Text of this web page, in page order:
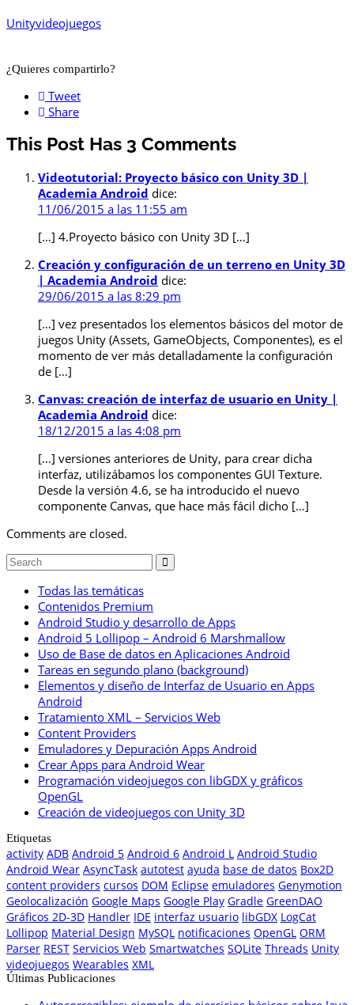
Unityvideojuegos
¿Quieres compartirlo?
Tweet
Share
This Post Has 3 Comments
Videotutorial: Proyecto básico con Unity 3D |
Academia Android dice:
11/06/2015 a las 11:55 am
[…] 4.Proyecto básico con Unity 3D […]
Creación y configuración de un terreno en Unity 3D
| Academia Android dice:
29/06/2015 a las 8:29 pm
[…] vez presentados los elementos básicos del motor de
juegos Unity (Assets, GameObjects, Componentes), es el
momento de ver más detalladamente la configuración
de […]
Canvas: creación de interfaz de usuario en Unity |
Academia Android dice:
18/12/2015 a las 4:08 pm
[…] versiones anteriores de Unity, para crear dicha
interfaz, utilizábamos los componentes GUI Texture.
Desde la versión 4.6, se ha introducido el nuevo
componente Canvas, que hace más fácil dicho […]
Comments are closed.
Todas las temáticas
Contenidos Premium
Android Studio y desarrollo de Apps
Android 5 Lollipop – Android 6 Marshmallow
Uso de Base de datos en Aplicaciones Android
Tareas en segundo plano (background)
Elementos y diseño de Interfaz de Usuario en Apps
Android
Tratamiento XML – Servicios Web
Content Providers
Emuladores y Depuración Apps Android
Crear Apps para Android Wear
Programación videojuegos con libGDX y gráficos
OpenGL
Creación de videojuegos con Unity 3D
Etiquetas
activity ADB Android 5 Android 6 Android L Android Studio
Android Wear AsyncTask autotest ayuda base de datos Box2D
content providers cursos DOM Eclipse emuladores Genymotion
Geolocalización Google Maps Google Play Gradle GreenDAO
Gráficos 2D-3D Handler IDE interfaz usuario libGDX LogCat
Lollipop Material Design MySQL notificaciones OpenGL ORM
Parser REST Servicios Web Smartwatches SQLite Threads Unity
videojuegos Wearables XML
Últimas Publicaciones